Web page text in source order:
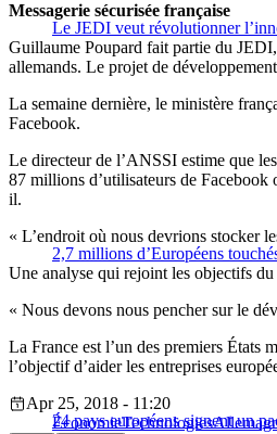
Le JEDI veut révolutionner
Messagerie sécurisée française
Guillaume Poupard fait partie du
allemands. Le projet de
La semaine dernière, le ministère
Facebook.
Le directeur de l’ANSSI estime que
87 millions d’utilisateurs de Facebook
il.
2,7 millions d’Européens
« L’endroit où nous devrions stocker
Une analyse qui rejoint les objectifs
« Nous devons nous pencher sur le
La France est l’un des premiers États
l’objectif d’aider les entreprises
24 pays européens signent un
Apr 25, 2018 - 11:20
ÉconomieTechnologies